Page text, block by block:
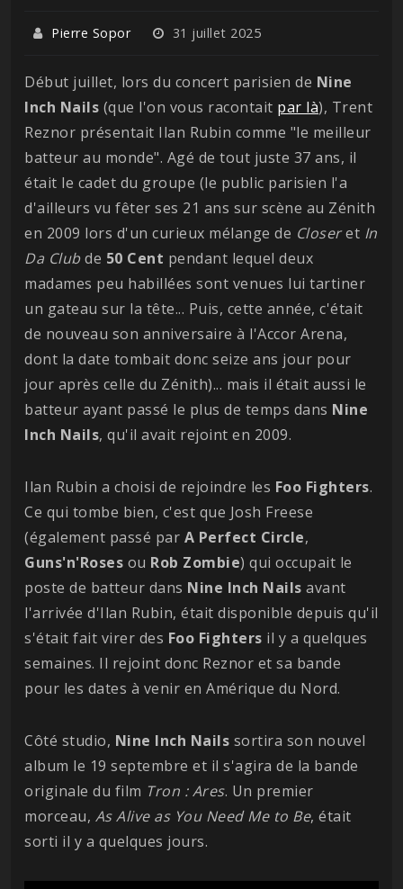
Pierre Sopor 31 juillet 2025
Début juillet, lors du concert parisien de Nine
Inch Nails (que l'on vous racontait par là), Trent
Reznor présentait Ilan Rubin comme "le meilleur
batteur au monde". Agé de tout juste 37 ans, il
était le cadet du groupe (le public parisien l'a
d'ailleurs vu fêter ses 21 ans sur scène au Zénith
en 2009 lors d'un curieux mélange de Closeret In
Da Clubde 50 Cent pendant lequel deux
madames peu habillées sont venues lui tartiner
un gateau sur la tête... Puis, cette année, c'était
de nouveau son anniversaire à l'Accor Arena,
dont la date tombait donc seize ans jour pour
jour après celle du Zénith)... mais il était aussi le
batteur ayant passé le plus de temps dans Nine
Inch Nails, qu'il avait rejoint en 2009.
Ilan Rubin a choisi de rejoindre les Foo Fighters.
Ce qui tombe bien, c'est que Josh Freese
(également passé par A Perfect Circle,
Guns'n'Roses ou Rob Zombie) qui occupait le
poste de batteur dans Nine Inch Nails avant
l'arrivée d'Ilan Rubin, était disponible depuis qu'il
s'était fait virer des Foo Fighters il y a quelques
semaines. Il rejoint donc Reznor et sa bande
pour les dates à venir en Amérique du Nord.
Côté studio, Nine Inch Nails sortira son nouvel
album le 19 septembre et il s'agira de la bande
originale du film Tron : Ares. Un premier
morceau, As Alive as You Need Me to Be, était
sorti il y a quelques jours.